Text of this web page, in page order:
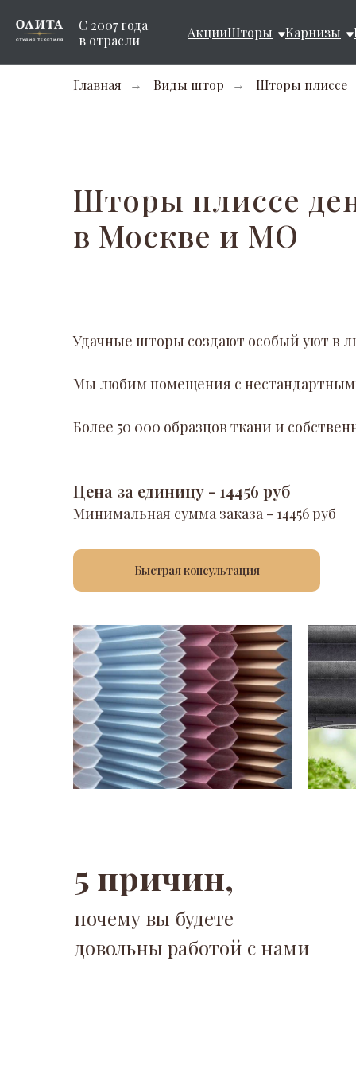
С 2007 года
в отрасли
АкцииШторы Карнизы
Главная → Виды штор → Шторы плиссе
Шторы плиссе
в Москве и МО
Быстрая консультация
Удачные шторы создают особый уют в
Мы любим помещения с
Более 50 000 образцов ткани и
Минимальная сумма заказа - 14456 руб
Цена за единицу - 14456 руб
5 причин,
почему вы будете
довольны работой с нами